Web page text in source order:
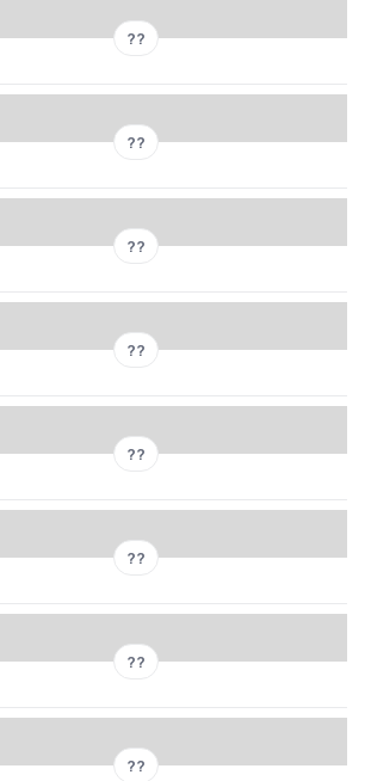
??
??
??
??
??
??
??
??